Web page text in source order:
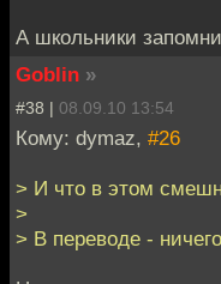
А школьники
Goblin »
#38 | 08.09.10 13:54
Кому: dymaz, #26
> И что в этом
>
> В переводе -